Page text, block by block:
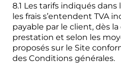
8.1 Les tarifs indiqués
les frais s’entendent TVA
payable par le client, dès
prestation et selon les
proposés sur le Site
des Conditions générales.